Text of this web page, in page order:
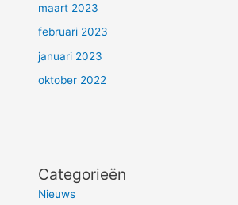
maart 2023
februari 2023
januari 2023
oktober 2022
Categorieën
Nieuws